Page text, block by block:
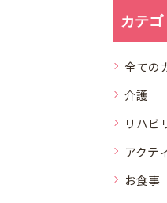
カテゴ
全ての
介護
リハビ
アクテ
お食事